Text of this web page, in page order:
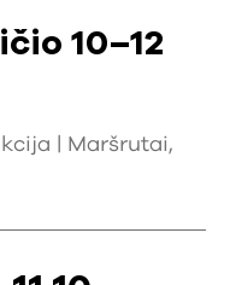
10–12
| Maršrutai,